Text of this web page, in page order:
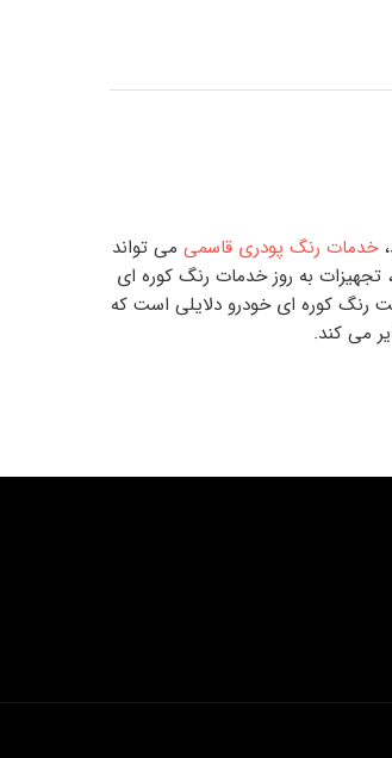
خدمات رنگ پودری قاسمی می تواند
به روزخدمات رنگ کوره ای
رنگ کوره ای خودرو دلایلی است که
می کند.